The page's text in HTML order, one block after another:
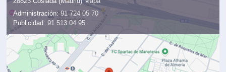
Administración: 91 724 05 70
Publicidad: 91 513 04 95